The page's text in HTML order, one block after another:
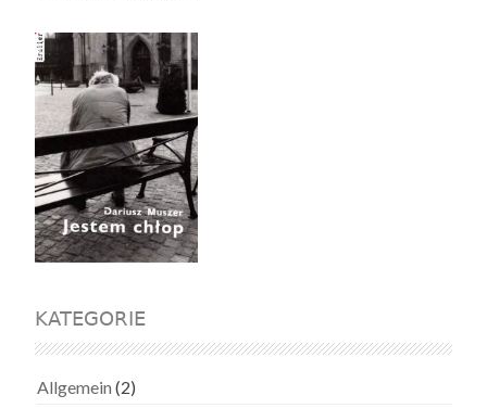
KATEGORIE
Allgemein (2)